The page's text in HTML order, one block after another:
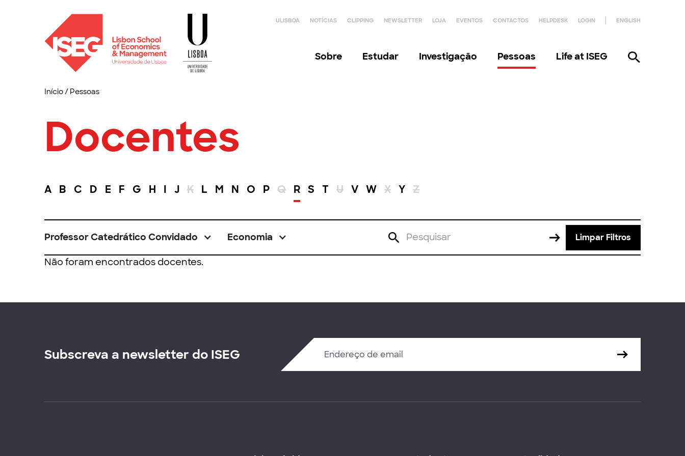
ULISBOA NOTÍCIAS CLIPPING NEWSLETTER LOJA EVENTOS CONTACTOS HELPDESK LOGIN ENGLISH
Sobre Estudar Investigação Pessoas Life at ISEG
Início/ Pessoas
Docentes
A B C D E F G H I J K L M N O P Q R S T U V W X Y Z
Professor Catedrático Convidado Economia Limpar Filtros
Não foram encontrados docentes.
Subscreva a newsletter do ISEG